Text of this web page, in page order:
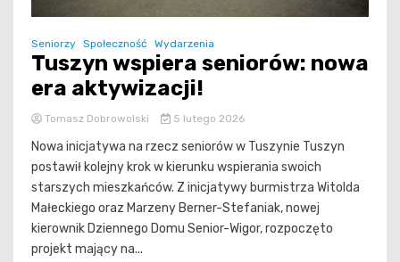
Seniorzy Społeczność Wydarzenia
Tuszyn wspiera seniorów: nowa
era aktywizacji!
Tomasz Dobrowolski 5 lutego 2026
Nowa inicjatywa na rzecz seniorów w Tuszynie Tuszyn
postawił kolejny krok w kierunku wspierania swoich
starszych mieszkańców. Z inicjatywy burmistrza Witolda
Małeckiego oraz Marzeny Berner-Stefaniak, nowej
kierownik Dziennego Domu Senior-Wigor, rozpoczęto
projekt mający na...